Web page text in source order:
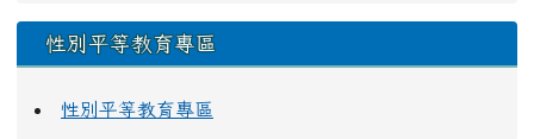
性別平等教育專區
性別平等教育專區